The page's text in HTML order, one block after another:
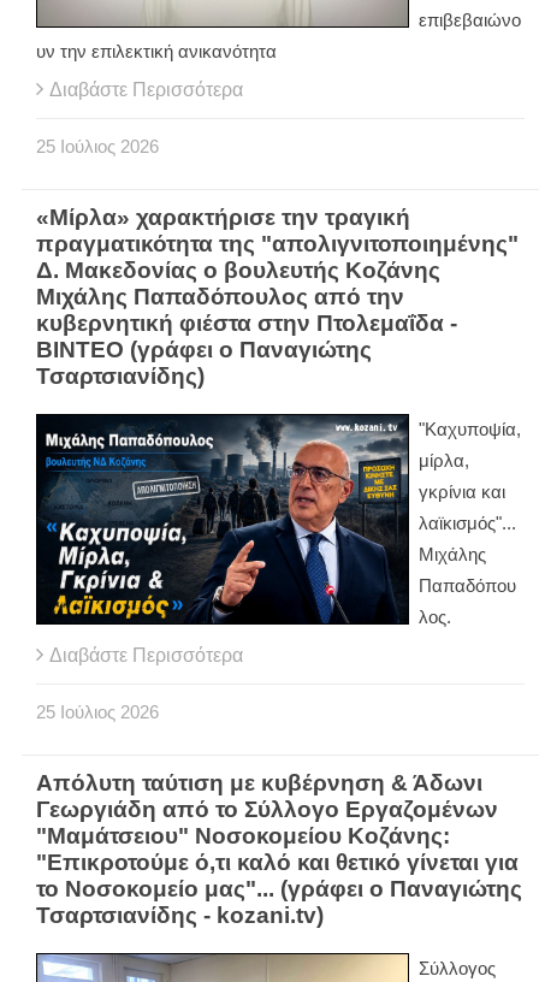
επιβεβαιώνο
υν την επιλεκτική ανικανότητα
Διαβάστε Περισσότερα
25 Ιούλιος 2026
«Μίρλα» χαρακτήρισε την τραγική
πραγματικότητα της "απολιγνιτοποιημένης"
Δ. Μακεδονίας ο βουλευτής Κοζάνης
Μιχάλης Παπαδόπουλος από την
κυβερνητική φιέστα στην Πτολεμαΐδα -
ΒΙΝΤΕΟ (γράφει ο Παναγιώτης
Τσαρτσιανίδης)
"Kαχυποψία,
μίρλα,
γκρίνια και
λαϊκισμός"...
Μιχάλης
Παπαδόπου
λος.
Διαβάστε Περισσότερα
25 Ιούλιος 2026
Απόλυτη ταύτιση με κυβέρνηση & Άδωνι
Γεωργιάδη από το Σύλλογο Εργαζομένων
"Μαμάτσειου" Νοσοκομείου Κοζάνης:
"Επικροτούμε ό,τι καλό και θετικό γίνεται για
το Νοσοκομείο μας"... (γράφει ο Παναγιώτης
Τσαρτσιανίδης - kozani.tv)
Σύλλογος